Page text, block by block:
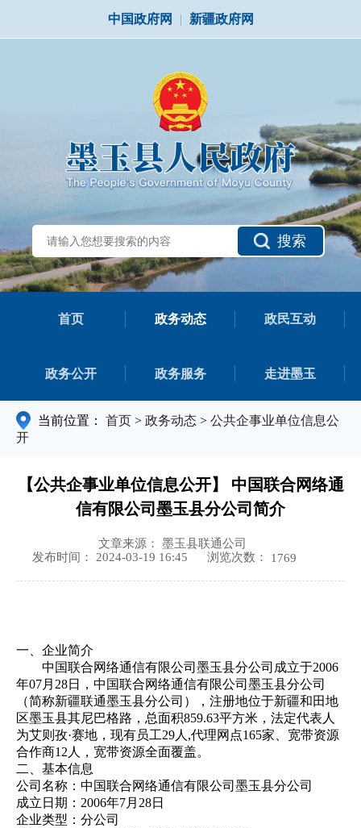
中国政府网 | 新疆政府网
搜索
首页 政务动态 政民互动
政务公开 政务服务 走进墨玉
当前位置： 首页 > 政务动态 > 公共企事业单位信息公
开
【公共企事业单位信息公开】 中国联合网络通
信有限公司墨玉县分公司简介
文章来源： 墨玉县联通公司
发布时间： 2024-03-19 16:45
浏览次数： 1769
一、企业简介
中国联合网络通信有限公司墨玉县分公司成立于2006
年07月28日，中国联合网络通信有限公司墨玉县分公司
（简称新疆联通墨玉县分公司），注册地位于新疆和田地
区墨玉县其尼巴格路，总面积859.63平方米，法定代表人
为艾则孜·赛地，现有员工29人,代理网点165家、宽带资源
合作商12人，宽带资源全面覆盖。
二、基本信息
公司名称：中国联合网络通信有限公司墨玉县分公司
成立日期：2006年7月28日
企业类型：分公司